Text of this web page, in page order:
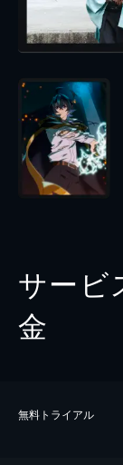
サービ
金
無料トライアル